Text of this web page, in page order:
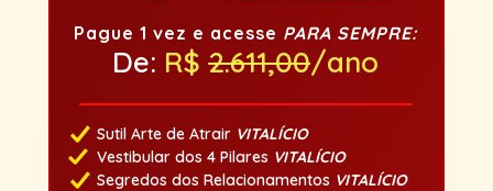
Pague 1 vez e acesse PARA SEMPRE:
De: R$ 2.611,00/ano
Sutil Arte de Atrair VITALÍCIO
Vestibular dos 4 Pilares VITALÍCIO
Segredos dos Relacionamentos VITALÍCIO